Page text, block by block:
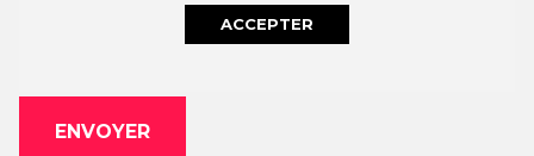
ACCEPTER